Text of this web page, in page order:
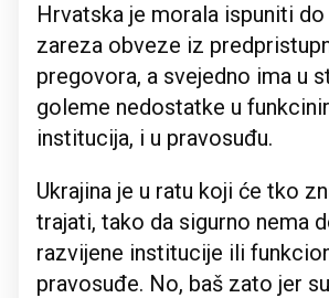
Hrvatska je morala ispuniti do
zareza obveze iz
pregovora, a svejedno ima u
goleme nedostatke u
institucija, i u pravosuđu.
Ukrajina je u ratu koji će tko
trajati, tako da sigurno nema
razvijene institucije ili
pravosuđe. No, baš zato jer